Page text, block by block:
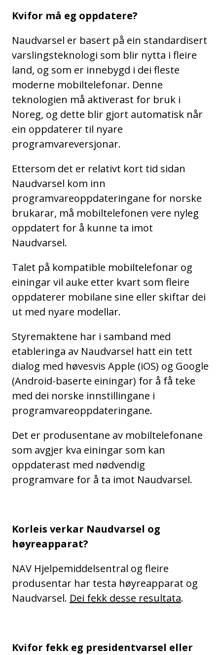
Kvifor må eg oppdatere?
Naudvarsel er basert på ein standardisert
varslingsteknologi som blir nytta i fleire
land, og som er innebygd i dei fleste
moderne mobiltelefonar. Denne
teknologien må aktiverast for bruk i
Noreg, og dette blir gjort automatisk når
ein oppdaterer til nyare
programvareversjonar.
Ettersom det er relativt kort tid sidan
Naudvarsel kom inn
programvareoppdateringane for norske
brukarar, må mobiltelefonen vere nyleg
oppdatert for å kunne ta imot
Naudvarsel.
Talet på kompatible mobiltelefonar og
einingar vil auke etter kvart som fleire
oppdaterer mobilane sine eller skiftar dei
ut med nyare modellar.
Styremaktene har i samband med
etableringa av Naudvarsel hatt ein tett
dialog med høvesvis Apple (iOS) og Google
(Android-baserte einingar) for å få teke
med dei norske innstillingane i
programvareoppdateringane.
Det er produsentane av mobiltelefonane
som avgjer kva einingar som kan
oppdaterast med nødvendig
programvare for å ta imot Naudvarsel.
Korleis verkar Naudvarsel og
høyreapparat?
NAV Hjelpemiddelsentral og fleire
produsentar har testa høyreapparat og
Naudvarsel. Dei fekk desse resultata.
Kvifor fekk eg presidentvarsel eller